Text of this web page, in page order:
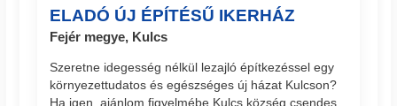
ELADÓ ÚJ ÉPÍTÉSŰ IKERHÁZ
Fejér megye, Kulcs
Szeretne idegesség nélkül lezajló építkezéssel egy
környezettudatos és egészséges új házat Kulcson?
Ha igen, ajánlom figyelmébe Kulcs község csendes